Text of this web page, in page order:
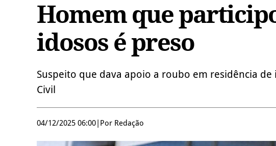
Homem que
idosos é preso
Suspeito que dava apoio a roubo em residência
Civil
04/12/2025 06:00 Por Redação